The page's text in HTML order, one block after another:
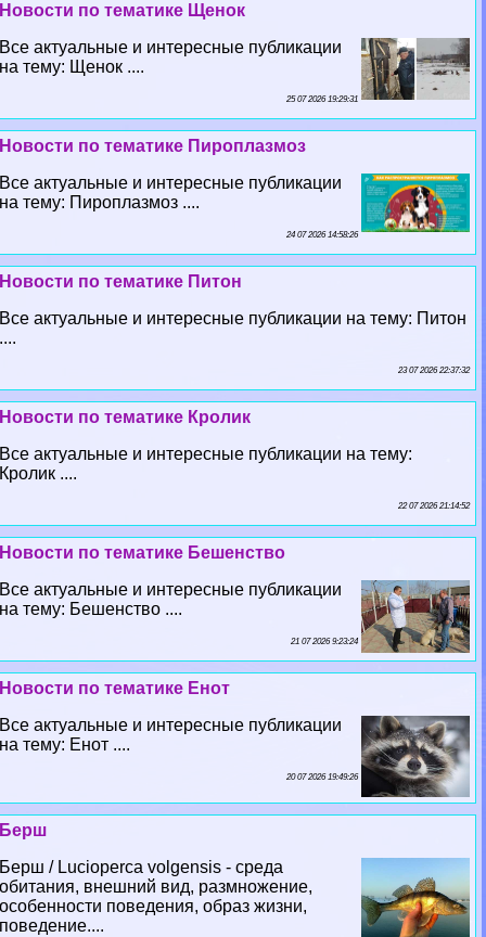
Новости по тематике Щенок
Все актуальные и интересные публикации
на тему: Щенок ....
25 07 2026 19:29:31
Новости по тематике Пироплазмоз
Все актуальные и интересные публикации
на тему: Пироплазмоз ....
24 07 2026 14:58:26
Новости по тематике Питон
Все актуальные и интересные публикации на тему: Питон
....
23 07 2026 22:37:32
Новости по тематике Кролик
Все актуальные и интересные публикации на тему:
Кролик ....
22 07 2026 21:14:52
Новости по тематике Бешенство
Все актуальные и интересные публикации
на тему: Бешенство ....
21 07 2026 9:23:24
Новости по тематике Енот
Все актуальные и интересные публикации
на тему: Енот ....
20 07 2026 19:49:26
Берш
Берш / Lucioperca volgensis - среда
обитания, внешний вид, размножение,
особенности поведения, образ жизни,
поведение....